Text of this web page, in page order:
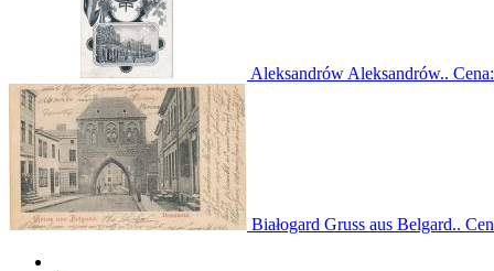
Aleksandrów Aleksandrów..
Białogard Gruss aus Belgard..